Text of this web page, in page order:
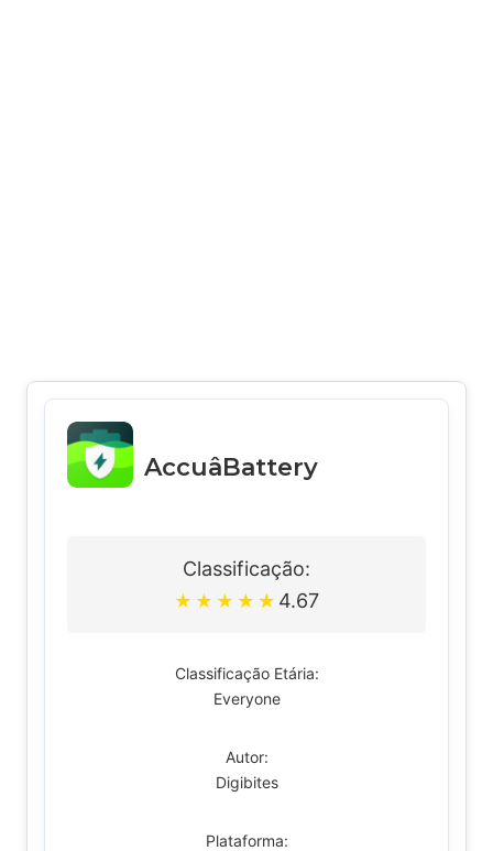
AccuâBattery
Classificação:
★ ★ ★ ★ ★ 4.67
Classificação Etária:
Everyone
Autor:
Digibites
Plataforma: